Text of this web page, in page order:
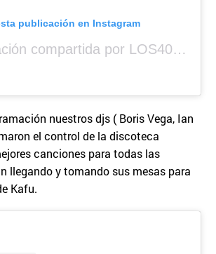
publicación en Instagram
Una publicación compartida por LOS40 Panamá (@los40panama)
nuestros djs ( Boris Vega, Ian
el control de la discoteca
canciones para todas las
llegando y tomando sus mesas para
Kafu.